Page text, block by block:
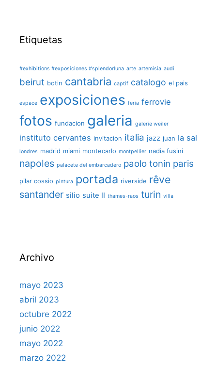
Etiquetas
#exhibitions #exposiciones #splendorluna arte artemisia audi
beirut botin cantabria captif catalogo el pais
espace exposiciones feria ferrovie
fotos fundacion galeria galerie weiler
instituto cervantes invitacion italia jazz juan la sal
londres madrid miami montecarlo montpellier nadia fusini
napoles palacete del embarcadero paolo tonin paris
pilar cossio pintura portada riverside rêve
santander silio suite II thames-raos turin villa
Archivo
mayo 2023
abril 2023
octubre 2022
junio 2022
mayo 2022
marzo 2022